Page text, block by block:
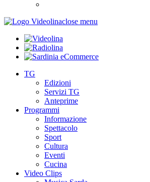
close menu
TG
Edizioni
Servizi TG
Anteprime
Programmi
Informazione
Spettacolo
Sport
Cultura
Eventi
Cucina
Video Clips